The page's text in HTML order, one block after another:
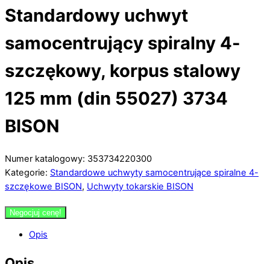
Standardowy uchwyt
samocentrujący spiralny 4-
szczękowy, korpus stalowy
125 mm (din 55027) 3734
BISON
Numer katalogowy: 353734220300
Kategorie: Standardowe uchwyty samocentrujące spiralne 4-
szczękowe BISON, Uchwyty tokarskie BISON
Negocjuj cenę!
Opis